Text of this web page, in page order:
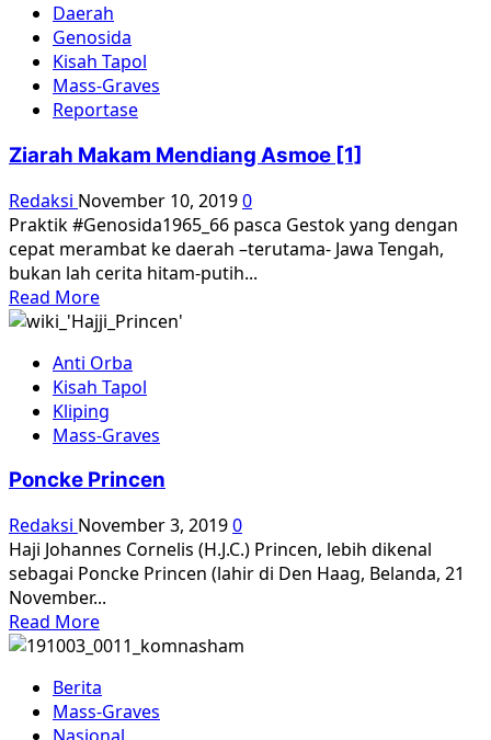
Berani
Mengungkap
Kebenaran
1965
Daerah
Genosida
Kisah Tapol
Mass-Graves
Reportase
Ziarah Makam Mendiang Asmoe [1]
Redaksi November 10, 20190
Praktik #Genosida1965_66 pasca Gestok yang dengan
cepat merambat ke daerah –terutama- Jawa Tengah,
bukan lah cerita hitam-putih...
Read MoreRead
more
Ziarah
Makam
Mendiang
Asmoe
[1]
Anti Orba
Kisah Tapol
Kliping
Mass-Graves
Poncke Princen
Redaksi November 3, 20190
Haji Johannes Cornelis (H.J.C.) Princen, lebih dikenal
sebagai Poncke Princen (lahir di Den Haag, Belanda, 21
November...
Read MoreRead
more
Poncke
Princen
Berita
Mass-Graves